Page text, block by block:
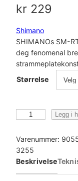
kr 229
Shimano
SHIMANOs SM-
deg fenomenal
Størrelse
i
m
a
Legg i
Varenummer:
3255
Beskrivelse